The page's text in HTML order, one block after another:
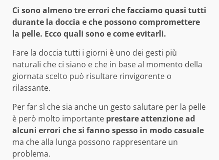
Ci sono almeno tre errori che facciamo quasi tutti
durante la doccia e che possono compromettere
la pelle. Ecco quali sono e come evitarli.
Fare la doccia tutti i giorni è uno dei gesti più
naturali che ci siano e che in base al momento della
giornata scelto può risultare rinvigorente o
rilassante.
Per far sì che sia anche un gesto salutare per la pelle
è però molto importante prestare attenzione ad
alcuni errori che si fanno spesso in modo casuale
ma che alla lunga possono rappresentare un
problema.